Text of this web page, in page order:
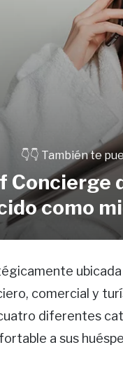
👇👇 También te
Concierge
como
comercial y
diferentes
a sus